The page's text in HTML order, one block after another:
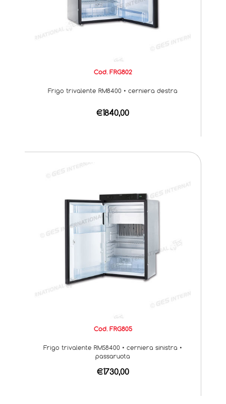
Cod. FRG802
Frigo trivalente RM8400 • cerniera destra
€1840,00
Cod. FRG805
Frigo trivalente RMS8400 • cerniera sinistra •
passaruota
€1730,00